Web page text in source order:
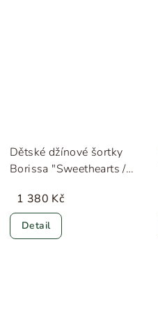
Dětské džínové šortky
Borissa "Sweethearts /
Liewood
1 380 Kč
Detail